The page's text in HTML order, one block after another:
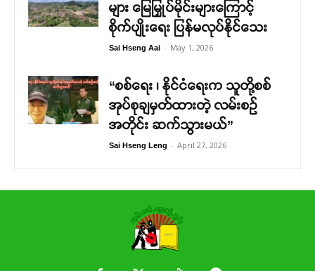
များ မြေမြှုပ်မိုင်းများကြောင့်
စိုက်ပျိုးရေး ပြန်မလုပ်နိုင်သေး
Sai Hseng Aai - May 1, 2026
“စစ်ရေး ၊ နိုင်ငံရေးက သူတို့စစ်
အုပ်စုချမှတ်ထားတဲ့ လမ်းစဉ်
အတိုင်း ဆက်သွားမယ်”
Sai Hseng Leng - April 27, 2026